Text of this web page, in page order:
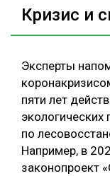
Кризис и
Эксперты
пяти лет
по
Например, в
законопроект